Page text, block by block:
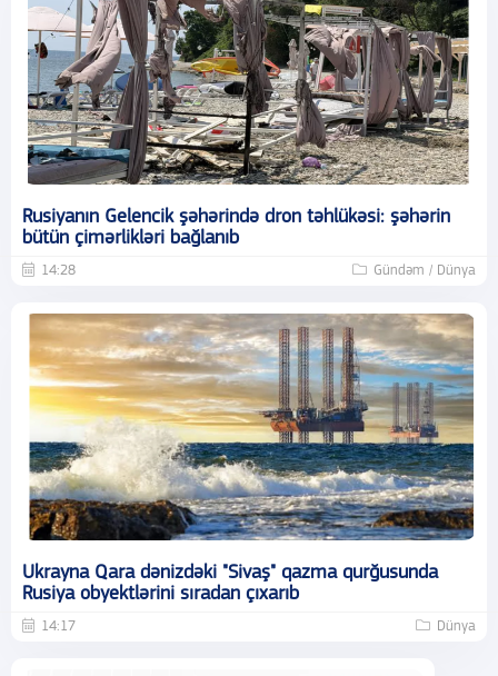
Rusiyanın Gelencik şəhərində dron təhlükəsi: şəhərin
bütün çimərlikləri bağlanıb
14:28 Gündəm / Dünya
Ukrayna Qara dənizdəki "Sivaş" qazma qurğusunda
Rusiya obyektlərini sıradan çıxarıb
14:17 Dünya